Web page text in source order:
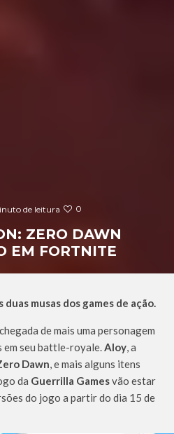
de leitura 0
ZERO DAWN
EM FORTNITE
musas dos games de ação.
de mais uma personagem
em seu battle-royale.Aloy, a
Dawn, e mais alguns itens
da Guerrilla Gamesvão estar
do jogo a partir do dia 15 de